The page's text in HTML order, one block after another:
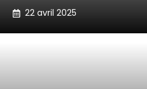
22 avril 2025